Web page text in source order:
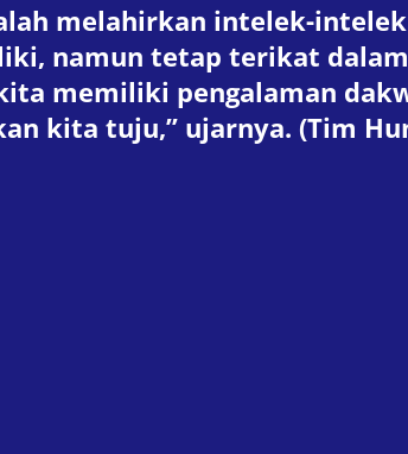
melahirkan intelek-
namun tetap terikat
memiliki pengalaman
kita tuju,” ujarnya. (Tim